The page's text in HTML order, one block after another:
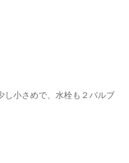
し小さめで、水栓も２バルブ